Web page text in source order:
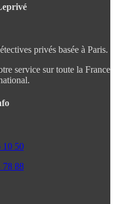
privés basée à Paris.
service sur toute la France
10 50
78 88